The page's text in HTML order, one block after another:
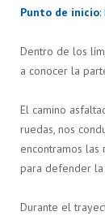
Punto de inicio
Dentro de los
a conocer la
El camino
ruedas, nos
encontramos
para defender la
Durante el